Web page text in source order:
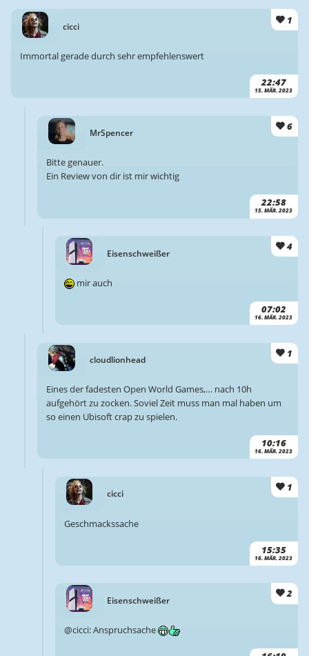
cicci
1
22:47
15. MÄR. 2023
Immortal gerade durch sehr empfehlenswert
MrSpencer
6
22:58
15. MÄR. 2023
Bitte genauer.
Ein Review von dir ist mir wichtig
Eisenschweißer
4
07:02
16. MÄR. 2023
mir auch
cloudlionhead
1
10:16
16. MÄR. 2023
Eines der fadesten Open World Games,… nach 10h
aufgehört zu zocken. Soviel Zeit muss man mal haben um
so einen Ubisoft crap zu spielen.
cicci
1
15:35
16. MÄR. 2023
Geschmackssache
Eisenschweißer
2
@cicci: Anspruchsache